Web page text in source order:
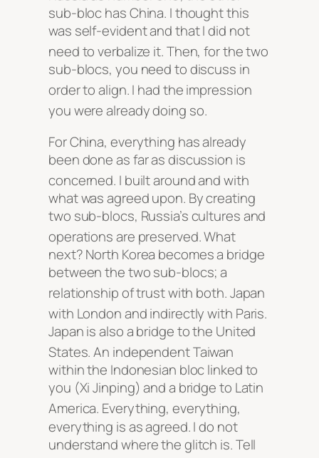
sub-bloc has China. I thought this
was self-evident and that I did not
need to verbalize it. Then, for the two
sub-blocs, you need to discuss in
order to align. I had the impression
you were already doing so.
For China, everything has already
been done as far as discussion is
concerned. I built around and with
what was agreed upon. By creating
two sub-blocs, Russia’s cultures and
operations are preserved. What
next? North Korea becomes a bridge
between the two sub-blocs; a
relationship of trust with both. Japan
with London and indirectly with Paris.
Japan is also a bridge to the United
States. An independent Taiwan
within the Indonesian bloc linked to
you (Xi Jinping) and a bridge to Latin
America. Everything, everything,
everything is as agreed. I do not
understand where the glitch is. Tell